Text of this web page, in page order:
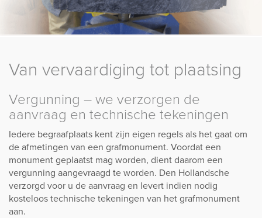
Van vervaardiging tot plaatsing
Vergunning – we verzorgen de
aanvraag en technische tekeningen
Iedere begraafplaats kent zijn eigen regels als het gaat om
de afmetingen van een grafmonument. Voordat een
monument geplaatst mag worden, dient daarom een
vergunning aangevraagd te worden. Den Hollandsche
verzorgd voor u de aanvraag en levert indien nodig
kosteloos technische tekeningen van het grafmonument
aan.